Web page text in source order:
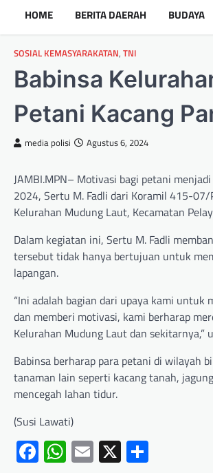
HOME BERITA DAERAH BUDAYA
SOSIAL KEMASYARAKATAN, TNI
Babinsa
Petani Kacang
media polisi Agustus 6, 2024
JAMBI.MPN– Motivasi bagi petani
2024, Sertu M. Fadli dari Koramil 415-
Kelurahan Mudung Laut, Kecamatan
Dalam kegiatan ini, Sertu M. Fadli
tersebut tidak hanya bertujuan untuk
lapangan.
“Ini adalah bagian dari upaya kami
dan memberi motivasi, kami berharap
Kelurahan Mudung Laut dan sekitarnya,”
Babinsa berharap para petani di wilayah
tanaman lain seperti kacang tanah,
mencegah lahan tidur.
(Susi Lawati)
Facebook
WhatsApp
Email
X